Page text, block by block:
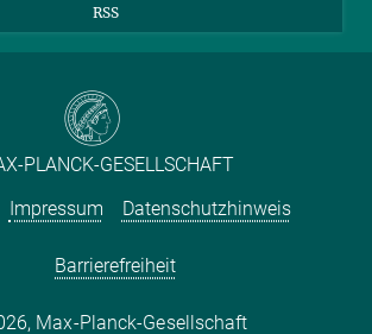
RSS
PLANCK-GESELLSCHAFT
Impressum Datenschutzhinweis
Barrierefreiheit
Max-Planck-Gesellschaft